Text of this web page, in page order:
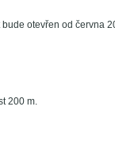
otevřen od června
200 m.